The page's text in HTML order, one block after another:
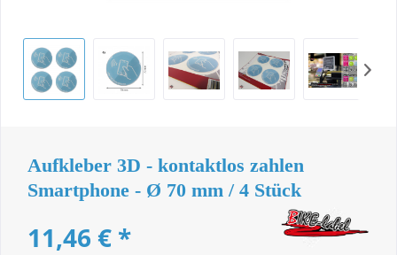
Aufkleber 3D - kontaktlos zahlen
Smartphone - Ø 70 mm / 4 Stück
11,46 € *